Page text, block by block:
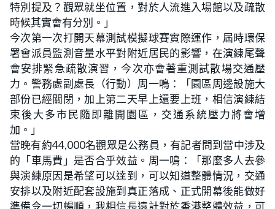
特別提及？觀眾就坐位置，對於人流進入場館以及疏散
時候其實會有分別。」
今次第一次打開天幕測試模擬球賽實際運作，屆時環保
署會派員監測音量水平對附近居民的影響，在演練尾聲
會安排緊急疏散演習，今次亦會著重測試散場交通壓
力。警務處副處長（行動）周一鳴：「園區周邊設施大
部份已經關閉，加上第二天早上還要上班，相信演練結
束後大多市民隨即離開園區，交通系統壓力將會增
加。」
當晚有約44,000名觀眾是公務員，有記者問到當中涉及
的「車馬費」是否合乎效益。周一鳴：「那麼多人去參
與演練原因是希望可以達到，可以知道整體情況，交通
安排以及附近配套設施到真正落成、正式開幕後能做好
準備令一切暢順，我相信長遠計對於香港整體效益，可